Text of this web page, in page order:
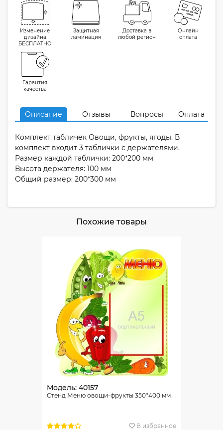
Изменение
дизайна
БЕСПЛАТНО
Защитная
ламинация
Доставка в
любой регион
Онлайн
оплата
Гарантия
качества
Описание Отзывы Вопросы Оплата
Комплект табличек Овощи, фрукты, ягоды. В
комплект входит 3 таблички с держателями.
Размер каждой таблички: 200*200 мм
Высота держателя: 100 мм
Общий размер: 200*300 мм
Похожие товары
Модель: 40157
Стенд Меню овощи-фрукты 350*400 мм
В избранное